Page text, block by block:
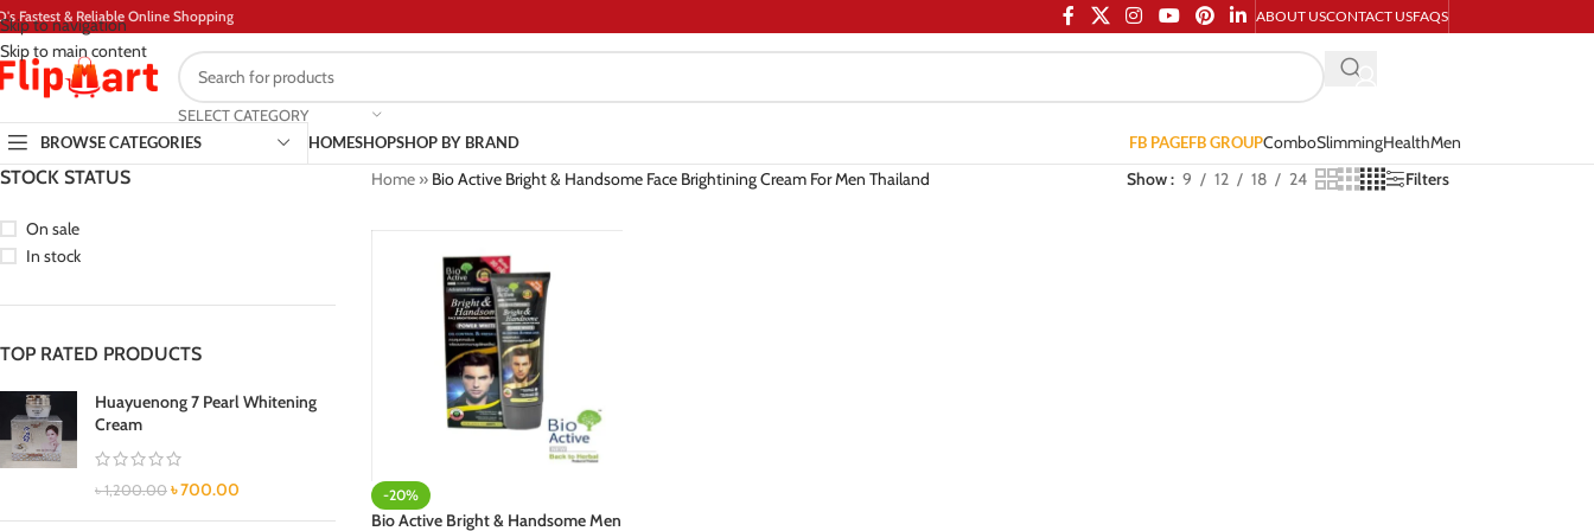
Skip to navigation
Skip to main content
Fastest & Reliable Online Shopping ABOUT USCONTACT USFAQS
SELECT CATEGORY
BROWSE CATEGORIES
HOMESHOPSHOP BY BRAND FB PAGEFB GROUPComboSlimmingHealthMen
STOCK STATUS
On sale
In stock
TOP RATED PRODUCTS
Huayuenong 7 Pearl Whitening
Cream
৳1,200.00 ৳700.00
Home» Bio Active Bright & Handsome Face Brightining Cream For Men Thailand Show 9 12 18 24 Filters
-20%
Bio Active Bright & Handsome Men